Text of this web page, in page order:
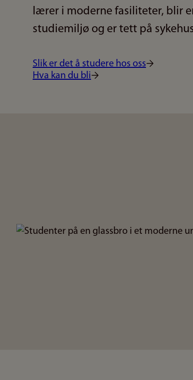
lærer i moderne fasiliteter, blir
studiemiljø og er tett på
Slik er det å studere hos oss
Hva kan du bli
Bilde